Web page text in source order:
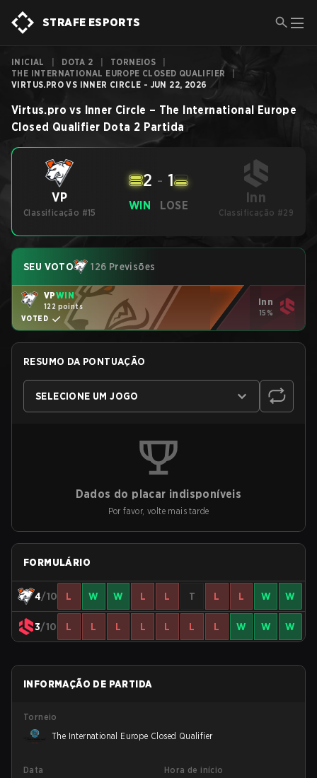
STRAFE ESPORTS
INICIAL DOTA 2 TORNEIOS
THE INTERNATIONAL EUROPE CLOSED QUALIFIER
VIRTUS.PRO VS INNER CIRCLE - JUN 22, 2026
Virtus.pro vs Inner Circle – The International Europe
Closed Qualifier Dota 2 Partida
VP
Classificação #15
WIN
2 - 1
LOSE Inn
Classificação #29
SEU VOTO 126 Previsões
VPWIN
122 points
VOTED
Inn
15%
RESUMO DA PONTUAÇÃO
SELECIONE UM JOGO
Dados do placar indisponíveis
Por favor, volte mais tarde
FORMULÁRIO
4/10 L W W L L T L L W W
3/10 L L L L L L L W W W
INFORMAÇÃO DE PARTIDA
Torneio
The International Europe Closed Qualifier
Data
Hora de início